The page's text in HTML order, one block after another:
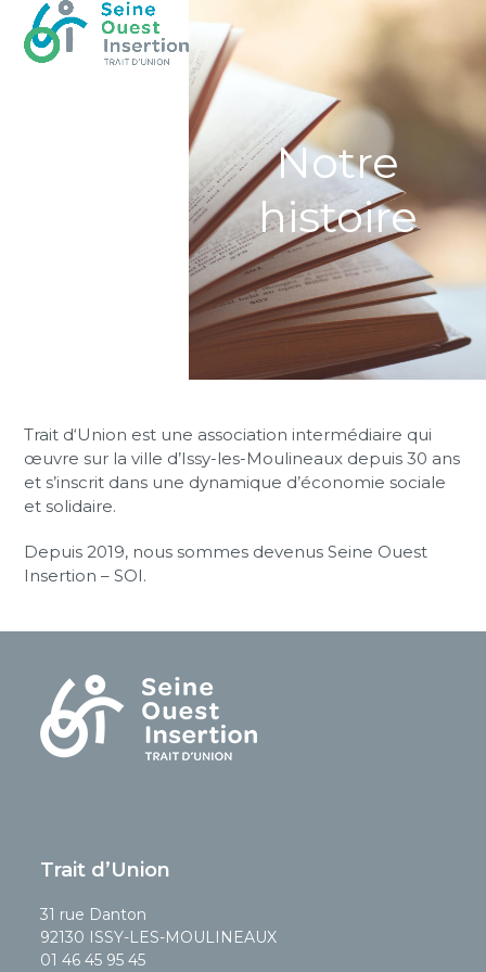
content
Open
mobile
Close
mobile
Notre
histoire
Trait d‘Union est une association intermédiaire qui
œuvre sur la ville d’Issy-les-Moulineaux depuis 30 ans
et s’inscrit dans une dynamique d’économie sociale
et solidaire.
Depuis 2019, nous sommes devenus Seine Ouest
Insertion – SOI.
Trait d’Union
31 rue Danton
92130 ISSY-LES-MOULINEAUX
01 46 45 95 45